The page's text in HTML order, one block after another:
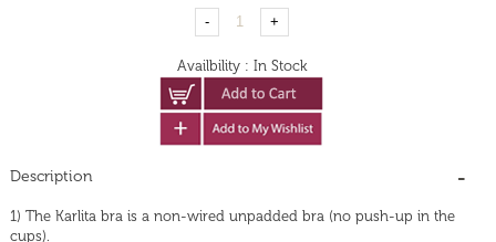
Availbility : In Stock
Description
1) The Karlita bra is a non-wired unpadded bra (no push-up in the
cups).